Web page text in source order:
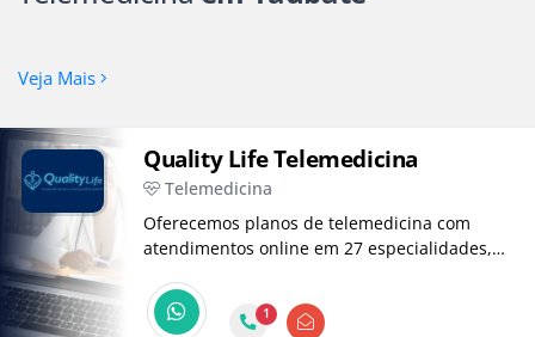
Veja Mais
Quality Life Telemedicina
Telemedicina
Oferecemos planos de telemedicina com
atendimentos online em 27 especialidades,
Pessoal Individual/Familia, Plano Empresarial
e Plano para Certificação NR-1.
1